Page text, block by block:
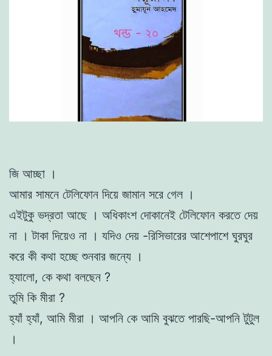
জি আচ্ছা ।
আমার সামনে টেলিফোন দিয়ে জামান সরে গেল ।
এইটুকু ভদ্রতা আছে । অধিকাংশ দোকানেই টেলিফোন করতে দেয়
না । টাকা দিয়েও না । যদিও দেয় -রিসিভারের আশেপাশে ঘুরঘুর
করে কী কথা হচ্ছে শুনবার জন্যে ।
হ্যালো, কে কথা বলছেন ?
তুমি কি মীরা ?
হ্যাঁ হ্যাঁ, আমি মীরা । আপনি কে আমি বুঝতে পারছি-আপনি টুটুল
।